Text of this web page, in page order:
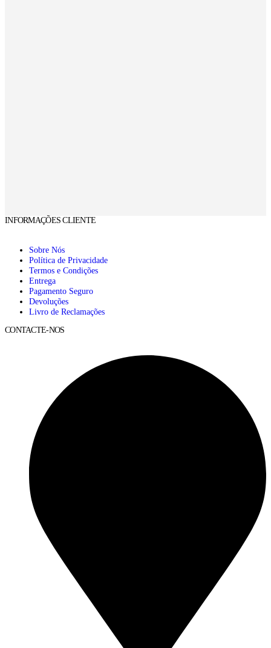
INFORMAÇÕES CLIENTE
Sobre Nós
Política de Privacidade
Termos e Condições
Entrega
Pagamento Seguro
Devoluções
Livro de Reclamações
CONTACTE-NOS